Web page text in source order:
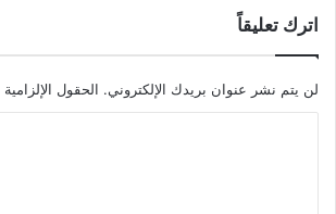
اترك تعليقاً
لن يتم نشر عنوان بريدك الإلكتروني. الحقول